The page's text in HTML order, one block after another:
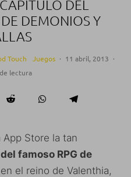
DEL
DEMONIOS Y
Touch Juegos · 11 abril, 2013 ·
lectura
App Store la tan
famoso RPG de
el reino de Valenthia,